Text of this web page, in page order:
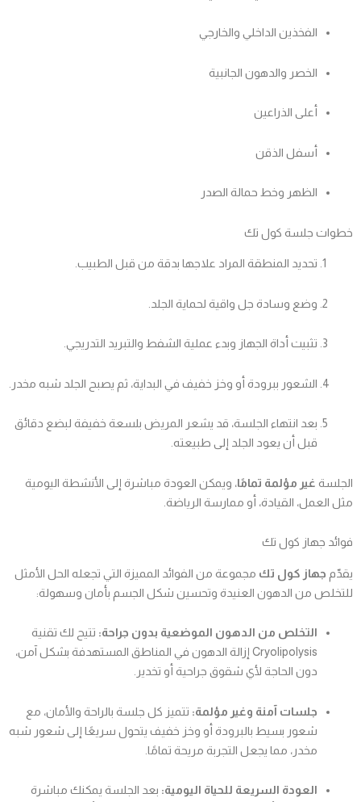
الفخذين الداخلي والخارجي
الخصر والدهون الجانبية
أعلى الذراعين
أسفل الذقن
الظهر وخط حمالة الصدر
خطوات جلسة كول تك
تحديد المنطقة المراد علاجها بدقة من قبل الطبيب.
وضع وسادة جل واقية لحماية الجلد.
تثبيت أداة الجهاز وبدء عملية الشفط والتبريد التدريجي.
الشعور ببرودة أو وخز خفيف في البداية، ثم يصبح الجلد شبه مخدر.
بعد انتهاء الجلسة، قد يشعر المريض بلسعة خفيفة لبضع دقائق
قبل أن يعود الجلد إلى طبيعته.
الجلسة غير مؤلمة تمامًا، ويمكن العودة مباشرة إلى الأنشطة اليومية
مثل العمل، القيادة، أو ممارسة الرياضة.
فوائد جهاز كول تك
يقدّم جهاز كول تك مجموعة من الفوائد المميزة التي تجعله الحل الأمثل
للتخلص من الدهون العنيدة وتحسين شكل الجسم بأمان وسهولة:
التخلص من الدهون الموضعية بدون جراحة: تتيح لك تقنية
Cryolipolysis إزالة الدهون في المناطق المستهدفة بشكل آمن،
دون الحاجة لأي شقوق جراحية أو تخدير.
جلسات آمنة وغير مؤلمة: تتميز كل جلسة بالراحة والأمان، مع
شعور بسيط بالبرودة أو وخز خفيف يتحول سريعًا إلى شعور شبه
مخدر، مما يجعل التجربة مريحة تمامًا.
العودة السريعة للحياة اليومية: بعد الجلسة يمكنك مباشرة